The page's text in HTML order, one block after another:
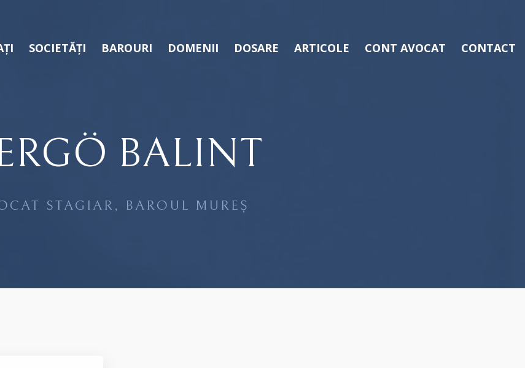
SOCIETĂȚI BAROURI DOMENII DOSARE ARTICOLE CONT AVOCAT CONTACT
BALINT
STAGIAR, BAROUL MUREȘ